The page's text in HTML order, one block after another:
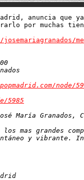
anuncia
por muchas
node/
5985
María Granados,
mas grandes
y vibrante.